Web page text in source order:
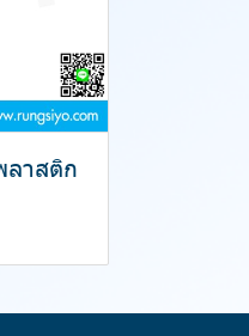
ลาสติก